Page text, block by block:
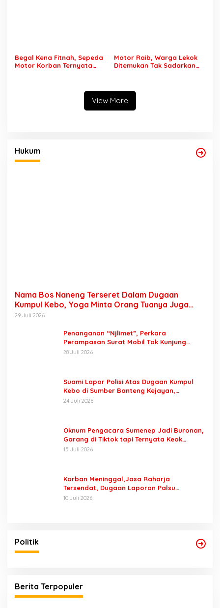
Begal Kena Fitnah, Sepeda
Motor Korban Ternyata
Motor Raib, Warga Lekok
Ditemukan Tak Sadarkan
View More
Hukum
Nama Bos Naneng Terseret Dalam Dugaan
Kumpul Kebo, Yoga Minta Orang Tuanya Juga
Dipanggil Polisi
29 Juli 2026
Penanganan “Njlimet”, Perkara
Perampasan Surat Mobil Tak Kunjung
Tersangka Padahal Setahun di Polres
28 Juli 2026
Suami Lapor Polisi Atas Dugaan Kumpul
Kebo di Sumber Banteng Kejayan,
Keluarga Minta Segera Ditangkap
24 Juli 2026
Oknum Pengacara Sumenep Jadi Buronan,
Garang di Tiktok tapi Ternyata Keok
Dengan Laporan Seorang Sopir
15 Juli 2026
Korban Meninggal,Jasa Raharja
Tersendat, Dugaan Laporan Palsu
Kecelakaan Tunggal Jadi Pemicu
10 Juli 2026
Politik
Berita Terpopuler